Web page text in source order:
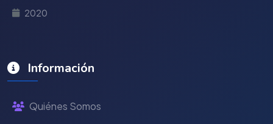
2020
Información
Quiénes Somos